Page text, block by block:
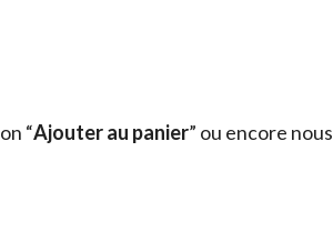
“Ajouter au panier” ou encore nous